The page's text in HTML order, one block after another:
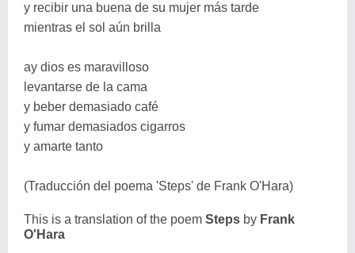
y recibir una buena de su mujer más tarde
mientras el sol aún brilla
ay dios es maravilloso
levantarse de la cama
y beber demasiado café
y fumar demasiados cigarros
y amarte tanto
(Traducción del poema 'Steps' de Frank O'Hara)
This is a translation of the poem Steps by Frank
O'Hara